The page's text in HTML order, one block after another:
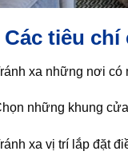
Các tiêu chí
xa những nơi có
những khung
xa vị trí lắp đặt